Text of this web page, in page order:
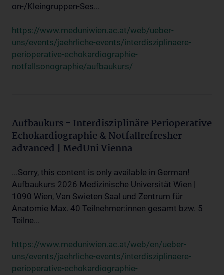
on-/Kleingruppen-Ses...
https://www.meduniwien.ac.at/web/ueber-
uns/events/jaehrliche-events/interdisziplinaere-
perioperative-echokardiographie-
notfallsonographie/aufbaukurs/
Aufbaukurs - Interdisziplinäre Perioperative
Echokardiographie & Notfallrefresher
advanced | MedUni Vienna
...Sorry, this content is only available in German!
Aufbaukurs 2026 Medizinische Universität Wien |
1090 Wien, Van Swieten Saal und Zentrum für
Anatomie Max. 40 Teilnehmer:innen gesamt bzw. 5
Teilne...
https://www.meduniwien.ac.at/web/en/ueber-
uns/events/jaehrliche-events/interdisziplinaere-
perioperative-echokardiographie-